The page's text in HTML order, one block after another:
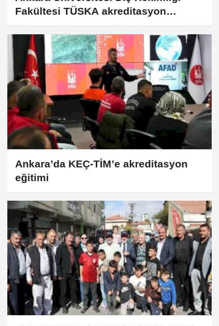
Fakültesi TÜSKA akreditasyon
belgesi aldı
Ankara’da KEÇ-TİM’e akreditasyon
eğitimi